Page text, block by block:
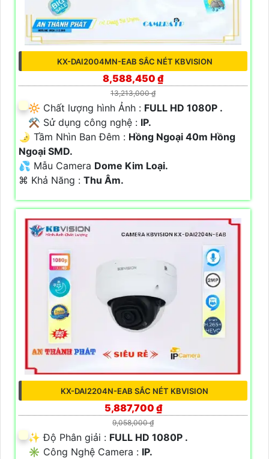
KX-DAI2004MN-EAB SẮC NÉT KBVISION
8,588,450 ₫
13,213,000 ₫
🔆 Chất lượng hình Ảnh : FULL HD 1080P .
⚒ Sử dụng công nghệ : IP.
🌛 Tầm Nhìn Ban Đêm : Hồng Ngoại 40m Hồng
Ngoại SMD.
💦 Mẫu Camera Dome Kim Loại.
️⌘ Khả Năng : Thu Âm.
KX-DAI2204N-EAB SẮC NÉT KBVISION
5,887,700 ₫
9,058,000 ₫
✨ Độ Phân giải : FULL HD 1080P .
✳️ Công Nghệ Camera : IP.